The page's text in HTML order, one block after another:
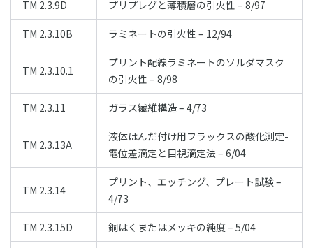
TM 2.3.9D プリプレグと薄積層の引火性 – 8/97
TM 2.3.10B ラミネートの引火性 – 12/94
TM 2.3.10.1
プリント配線ラミネートのソルダマスク
の引火性 – 8/98
TM 2.3.11 ガラス繊維構造 – 4/73
TM 2.3.13A
液体はんだ付け用フラックスの酸化測定-
電位差滴定と目視滴定法 – 6/04
TM 2.3.14
プリント、エッチング、プレート試験 –
4/73
TM 2.3.15D 銅はくまたはメッキの純度 – 5/04